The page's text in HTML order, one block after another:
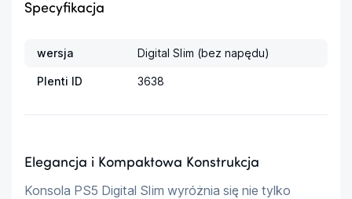
Specyfikacja
wersja Digital Slim (bez napędu)
Plenti ID 3638
Elegancja i Kompaktowa Konstrukcja
Konsola PS5 Digital Slim wyróżnia się nie tylko